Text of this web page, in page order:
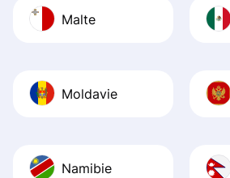
Malte
Moldavie
Namibie